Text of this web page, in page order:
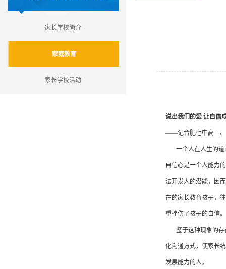
家长学校简介
家庭教育
家长学校活动
说出我们的爱 让自信
——记合肥七中高一、
一个人在人生的道
自信心是一个人能力
法开发人的潜能，因
在的家长教育孩子，
重挫伤了孩子的自信
鉴于这种现象的存
化沟通方式，使家长
发展能力的人。